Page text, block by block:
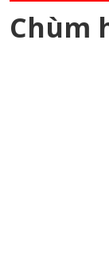
Chùm